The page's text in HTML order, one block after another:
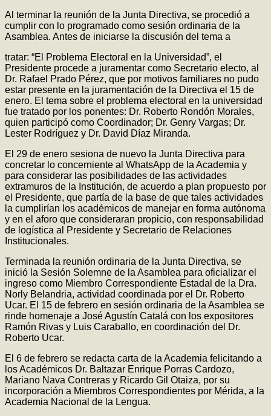
Al terminar la reunión de la Junta Directiva, se procedió a
cumplir con lo programado como sesión ordinaria de la
Asamblea. Antes de iniciarse la discusión del tema a
tratar: “El Problema Electoral en la Universidad”, el
Presidente procede a juramentar como Secretario electo, al
Dr. Rafael Prado Pérez, que por motivos familiares no pudo
estar presente en la juramentación de la Directiva el 15 de
enero. El tema sobre el problema electoral en la universidad
fue tratado por los ponentes: Dr. Roberto Rondón Morales,
quien participó como Coordinador; Dr. Genry Vargas; Dr.
Lester Rodríguez y Dr. David Díaz Miranda.
El 29 de enero sesiona de nuevo la Junta Directiva para
concretar lo concerniente al WhatsApp de la Academia y
para considerar las posibilidades de las actividades
extramuros de la Institución, de acuerdo a plan propuesto por
el Presidente, que partía de la base de que tales actividades
la cumplirían los académicos de manejar en forma autónoma
y en el aforo que consideraran propicio, con responsabilidad
de logística al Presidente y Secretario de Relaciones
Institucionales.
Terminada la reunión ordinaria de la Junta Directiva, se
inició la Sesión Solemne de la Asamblea para oficializar el
ingreso como Miembro Correspondiente Estadal de la Dra.
Norly Belandria, actividad coordinada por el Dr. Roberto
Ucar. El 15 de febrero en sesión ordinaria de la Asamblea se
rinde homenaje a José Agustín Catalá con los expositores
Ramón Rivas y Luis Caraballo, en coordinación del Dr.
Roberto Ucar.
El 6 de febrero se redacta carta de la Academia felicitando a
los Académicos Dr. Baltazar Enrique Porras Cardozo,
Mariano Nava Contreras y Ricardo Gil Otaiza, por su
incorporación a Miembros Correspondientes por Mérida, a la
Academia Nacional de la Lengua.